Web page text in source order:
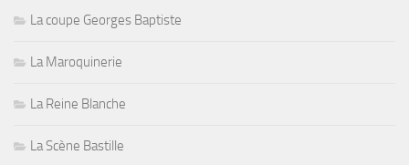
La coupe Georges Baptiste
La Maroquinerie
La Reine Blanche
La Scène Bastille